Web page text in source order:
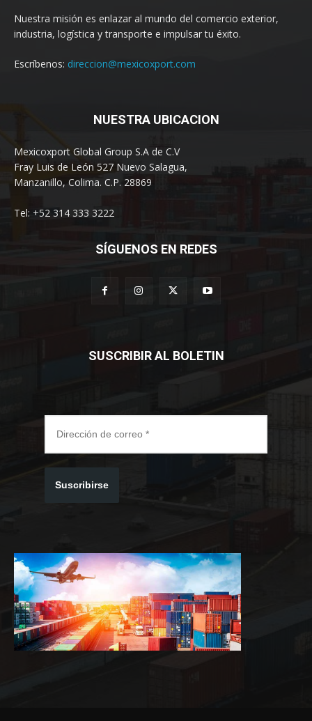
Nuestra misión es enlazar al mundo del comercio exterior,
industria, logística y transporte e impulsar tu éxito.
Escríbenos: direccion@mexicoxport.com
NUESTRA UBICACION
Mexicoxport Global Group S.A de C.V
Fray Luis de León 527 Nuevo Salagua,
Manzanillo, Colima. C.P. 28869
Tel: +52 314 333 3222
SÍGUENOS EN REDES
SUSCRIBIR AL BOLETIN
Suscribirse